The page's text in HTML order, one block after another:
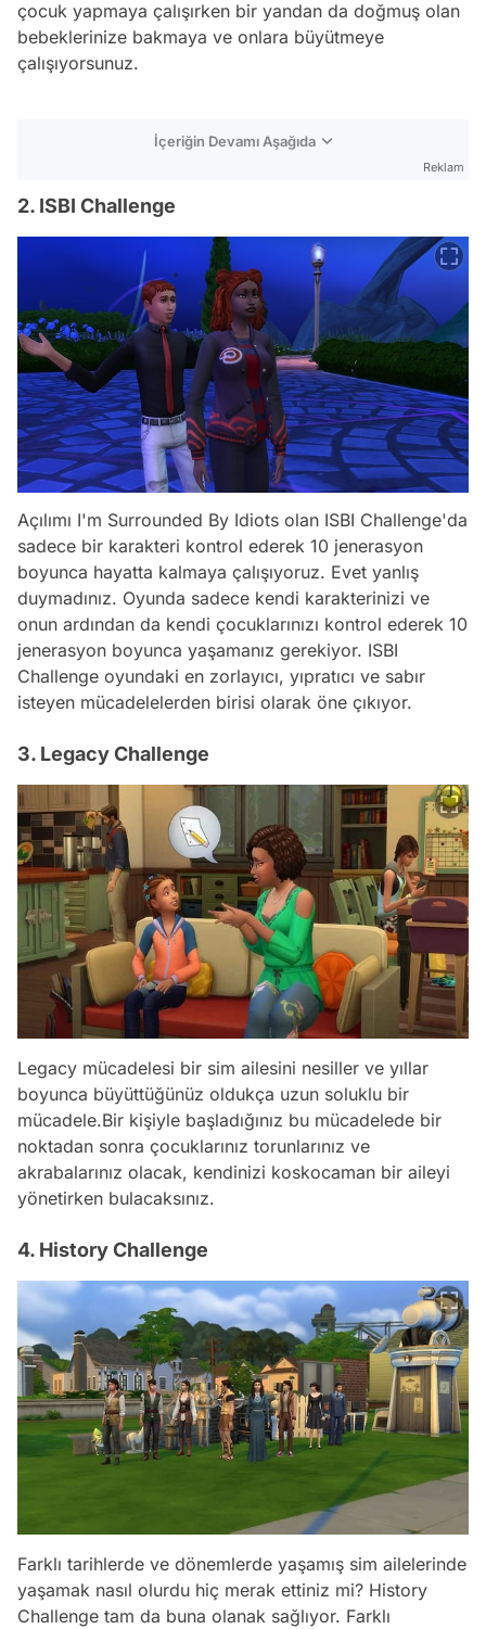
çocuk yapmaya çalışırken bir yandan da doğmuş olan
bebeklerinize bakmaya ve onlara büyütmeye
çalışıyorsunuz.
İçeriğin Devamı Aşağıda
Reklam
2. ISBI Challenge
Açılımı I'm Surrounded By Idiots olan ISBI Challenge'da
sadece bir karakteri kontrol ederek 10 jenerasyon
boyunca hayatta kalmaya çalışıyoruz. Evet yanlış
duymadınız. Oyunda sadece kendi karakterinizi ve
onun ardından da kendi çocuklarınızı kontrol ederek 10
jenerasyon boyunca yaşamanız gerekiyor. ISBI
Challenge oyundaki en zorlayıcı, yıpratıcı ve sabır
isteyen mücadelelerden birisi olarak öne çıkıyor.
3. Legacy Challenge
Legacy mücadelesi bir sim ailesini nesiller ve yıllar
boyunca büyüttüğünüz oldukça uzun soluklu bir
mücadele.Bir kişiyle başladığınız bu mücadelede bir
noktadan sonra çocuklarınız torunlarınız ve
akrabalarınız olacak, kendinizi koskocaman bir aileyi
yönetirken bulacaksınız.
4. History Challenge
Farklı tarihlerde ve dönemlerde yaşamış sim ailelerinde
yaşamak nasıl olurdu hiç merak ettiniz mi? History
Challenge tam da buna olanak sağlıyor. Farklı